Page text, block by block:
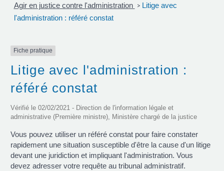
Agir en justice contre l'administration > Litige avec
l'administration : référé constat
Fiche pratique
Litige avec l'administration :
référé constat
Vérifié le 02/02/2021 - Direction de l'information légale et
administrative (Première ministre), Ministère chargé de la justice
Vous pouvez utiliser un référé constat pour faire constater
rapidement une situation susceptible d'être la cause d'un litige
devant une juridiction et impliquant l'administration. Vous
devez adresser votre requête au tribunal administratif.